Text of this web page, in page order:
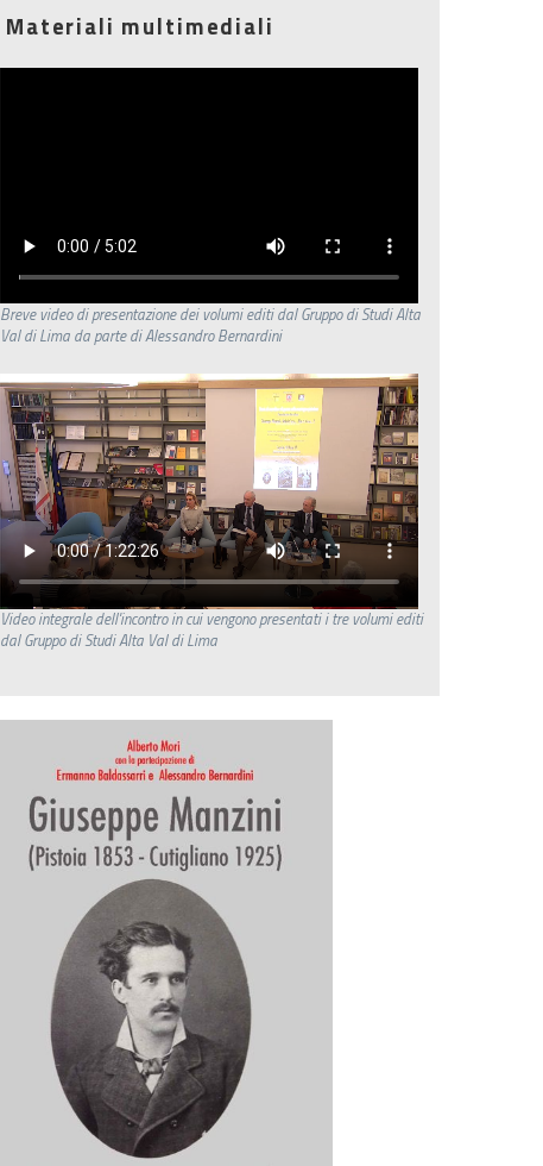
Materiali multimediali
Breve video di presentazione dei volumi editi dal Gruppo di Studi Alta
Val di Lima da parte di Alessandro Bernardini
Video integrale dell'incontro in cui vengono presentati i tre volumi editi
dal Gruppo di Studi Alta Val di Lima